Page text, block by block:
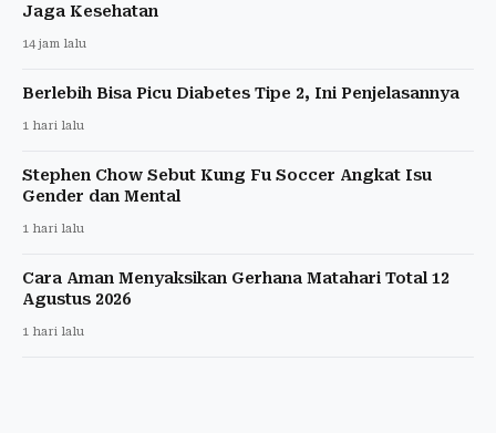
Jaga Kesehatan
14 jam lalu
Berlebih Bisa Picu Diabetes Tipe 2, Ini Penjelasannya
1 hari lalu
Stephen Chow Sebut Kung Fu Soccer Angkat Isu
Gender dan Mental
1 hari lalu
Cara Aman Menyaksikan Gerhana Matahari Total 12
Agustus 2026
1 hari lalu